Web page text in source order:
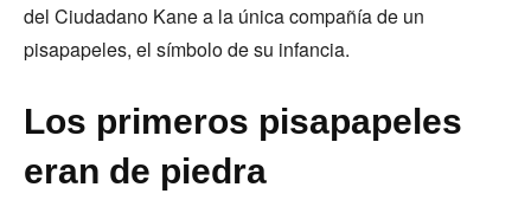
del Ciudadano Kane a la única compañía de un
pisapapeles, el símbolo de su infancia.
Los primeros pisapapeles
eran de piedra